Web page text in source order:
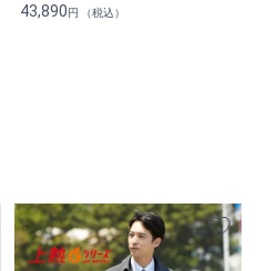
43,890円 （税込）